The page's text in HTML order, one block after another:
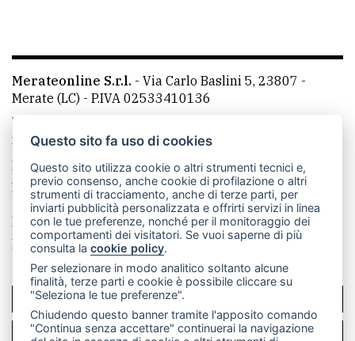
LE
ALTRE
TESTATE
PRIVACY
Privacy
policy
Cookie
policy
Merateonline S.r.l. - Via Carlo Baslini 5, 23807 -
Merate (LC) - P.IVA 02533410136
Telefono:
mail: redazione@leccoonline.com
La redazione
MerateOnline CasateOnline
RSS
Made by VIP
Privacy policy
Cookie policy
Rivedi le tue scelte sui cookie
SCRIVICI
PER LA TUA PUBBLICITÀ
Questo sito fa uso di cookies
Questo sito utilizza cookie o altri strumenti tecnici e,
previo consenso, anche cookie di profilazione o altri
strumenti di tracciamento, anche di terze parti, per
inviarti pubblicità personalizzata e offrirti servizi in linea
con le tue preferenze, nonché per il monitoraggio dei
comportamenti dei visitatori. Se vuoi saperne di più
consulta lacookie policy.
Per selezionare in modo analitico soltanto alcune
finalità, terze parti e cookie è possibile cliccare su
"Seleziona le tue preferenze".
Chiudendo questo banner tramite l'apposito comando
"Continua senza accettare" continuerai la navigazione